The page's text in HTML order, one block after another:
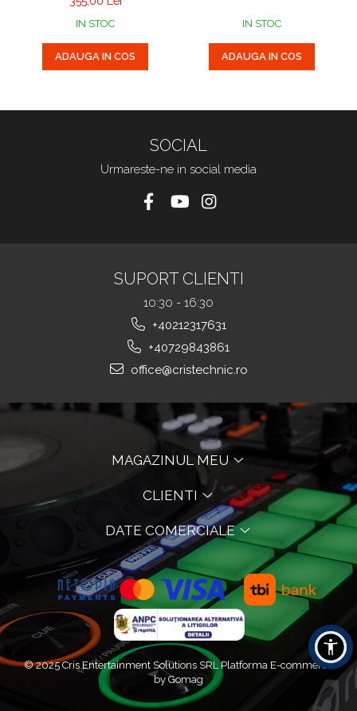
IN STOC
ADAUGA IN COS
IN STOC
ADAUGA IN COS
SOCIAL
Urmareste-ne in social media
SUPORT CLIENTI
10:30 - 16:30
+40212317631
+40729843861
office@cristechnic.ro
MAGAZINUL MEU
CLIENTI
DATE COMERCIALE
© 2025 Cris Entertainment Solutions SRLPlatforma E-commerce
by Gomag